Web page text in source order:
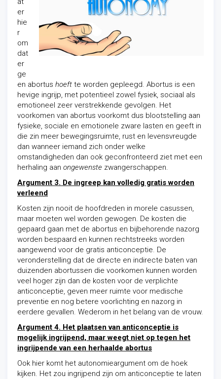
er
hie
r
om
dat
er
ge
en abortus hoeft te worden gepleegd. Abortus is een
hevige ingrijp, met potentieel zowel fysiek, sociaal als
emotioneel zeer verstrekkende gevolgen. Het
voorkomen van abortus voorkomt dus blootstelling aan
fysieke, sociale en emotionele zware lasten en geeft in
die zin meer bewegingsruimte, rust en levensvreugde
dan wanneer iemand zich onder welke
omstandigheden dan ook geconfronteerd ziet met een
herhaling aan ongewenste zwangerschappen.
Argument 3. De ingreep kan volledig gratis worden
verleend
Kosten zijn nooit de hoofdreden in morele casussen,
maar moeten wel worden gewogen. De kosten die
gepaard gaan met de abortus en bijbehorende nazorg
worden bespaard en kunnen rechtstreeks worden
aangewend voor de gratis anticonceptie. De
veronderstelling dat de directe en indirecte baten van
duizenden abortussen die voorkomen kunnen worden
veel hoger zijn dan de kosten voor de verplichte
anticonceptie, geven meer ruimte voor medische
preventie en nog betere voorlichting en nazorg in
eerdere gevallen. Wederom in het belang van de vrouw.
Argument 4. Het plaatsen van anticonceptie is
mogelijk ingrijpend, maar weegt niet op tegen het
ingrijpende van een herhaalde abortus
Ook hier komt het autonomieargument om de hoek
kijken. Het zou ingrijpend zijn om anticonceptie te laten